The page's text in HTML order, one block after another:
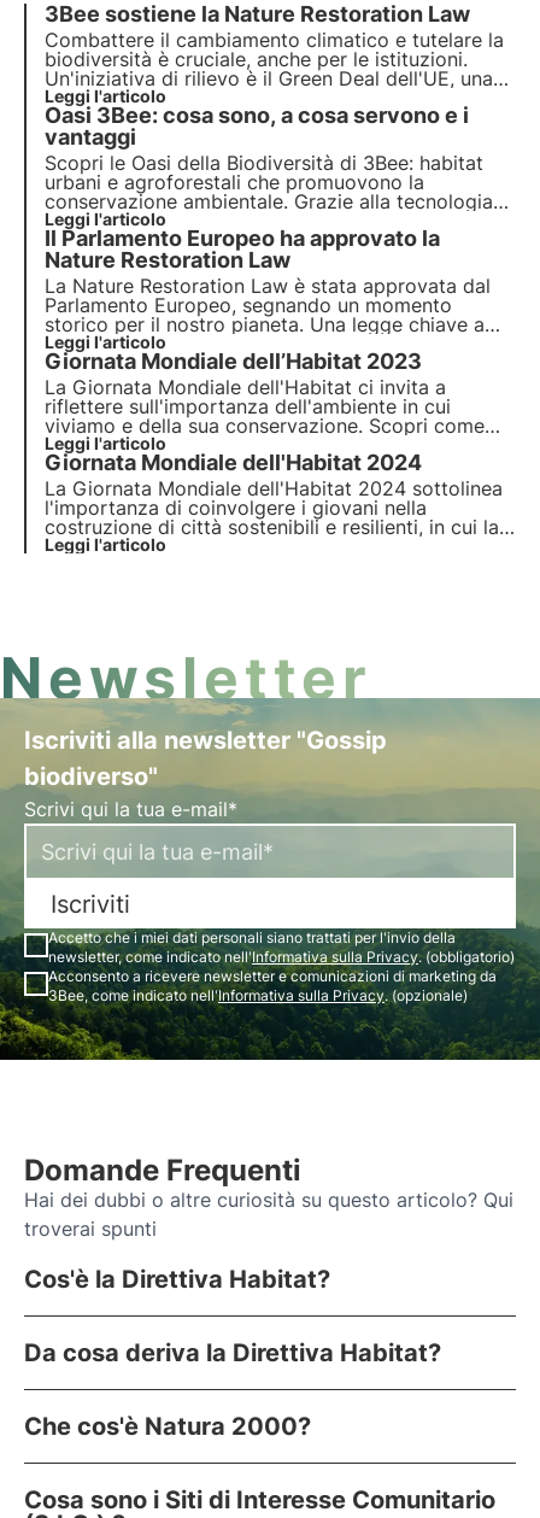
3Bee sostiene la Nature Restoration Law
Combattere il cambiamento climatico e tutelare la
biodiversità è cruciale, anche per le istituzioni.
Un'iniziativa di rilievo è il Green Deal dell'UE, una
roadmap completa per una crescita sostenibile.
Oggi l'UE vota per la Nature Restoration Law, volta
a ripristinare gli habitat naturali europei
Leggi l'articolo
Oasi 3Bee: cosa sono, a cosa servono e i
vantaggi
Scopri le Oasi della Biodiversità di 3Bee: habitat
urbani e agroforestali che promuovono la
conservazione ambientale. Grazie alla tecnologia
3Bee, le Oasi connettono natura e aziende,
offrendo una serie di vantaggi. Entra nel
cambiamento e adotta un'Oasi per proteggere la
biodiversità.
Leggi l'articolo
Il Parlamento Europeo ha approvato la
Nature Restoration Law
La Nature Restoration Law è stata approvata dal
Parlamento Europeo, segnando un momento
storico per il nostro pianeta. Una legge chiave a
supporto della Strategia sulla biodiversità 2030
dell’UE che si pone importanti obiettivi. Scopri in
questo articolo i dettagli della "vittoria della
natura".
Leggi l'articolo
Giornata Mondiale dell’Habitat 2023
La Giornata Mondiale dell'Habitat ci invita a
riflettere sull'importanza dell'ambiente in cui
viviamo e della sua conservazione. Scopri come
3Bee si impegna concretamente nella
rigenerazione degli habitat urbani e naturali con le
Oasi della Biodiversità, in occasione del World
Habitat Day.
Leggi l'articolo
Giornata Mondiale dell'Habitat 2024
La Giornata Mondiale dell'Habitat 2024 sottolinea
l'importanza di coinvolgere i giovani nella
costruzione di città sostenibili e resilienti, in cui la
biodiversità e la tecnologia giocano un ruolo
Leggi l'articolo
Newsletter
Iscriviti alla newsletter "Gossip
biodiverso"
Scrivi qui la tua e-mail*
Iscriviti
Accetto che i miei dati personali siano trattati per l'invio della
newsletter, come indicato nell'Informativa sulla Privacy. (obbligatorio)
Acconsento a ricevere newsletter e comunicazioni di marketing da
3Bee, come indicato nell'Informativa sulla Privacy. (opzionale)
Domande Frequenti
Hai dei dubbi o altre curiosità su questo articolo? Qui
troverai spunti
Cos'è la Direttiva Habitat?
Da cosa deriva la Direttiva Habitat?
Che cos'è Natura 2000?
Cosa sono i Siti di Interesse Comunitario